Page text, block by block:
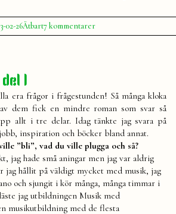
02-26Publicerat
i
Ätbart7 kommentarertill
Två
1
era frågor i frågestunden! Så många kloka
dem fick en mindre roman som svar så
allt i tre delar. Idag tänkte jag svara på
inspiration och böcker bland annat.
”bli”, vad du ville plugga och så?
jag hade små aningar men jag var aldrig
jag hållit på väldigt mycket med musik, jag
och sjungit i kör många, många timmar i
jag utbildningen Musik med
musikutbildning med de flesta